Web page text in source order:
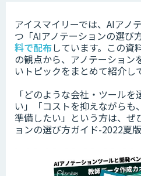
アイスマイリーでは、AIアノ
つ「AIアノテーションの選び
料で配布しています。この資
の観点から、アノテーション
いトピックをまとめて紹介し
「どのような会社・ツール
い」「コストを抑えながらも
準備したい」という方は、ぜ
ョンの選び方ガイド-2022夏